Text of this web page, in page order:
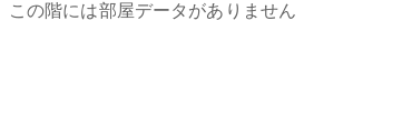
この階には部屋データがありません